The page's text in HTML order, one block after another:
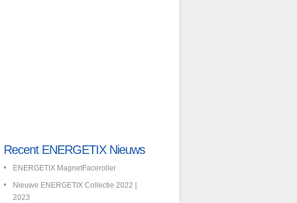
Recent ENERGETIX Nieuws
ENERGETIX MagnetFaceroller
Nieuwe ENERGETIX Collectie 2022 |
2023